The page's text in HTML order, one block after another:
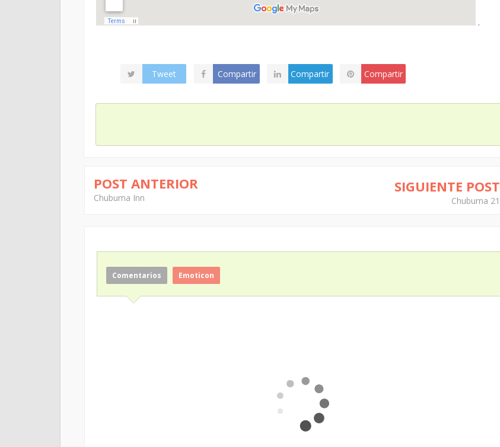
.
Tweet Compartir Compartir Compartir
POST ANTERIOR
Chuburna Inn
SIGUIENTE POST
Chuburna 21
Comentarios Emoticon